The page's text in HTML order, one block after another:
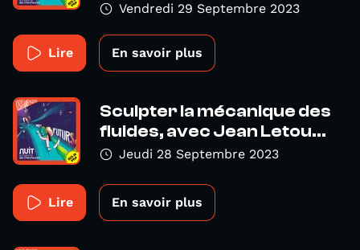
Vendredi 29 Septembre 2023
Lire En savoir plus
Sculpter la mécanique des
fluides, avec Jean Letou...
Jeudi 28 Septembre 2023
Lire En savoir plus